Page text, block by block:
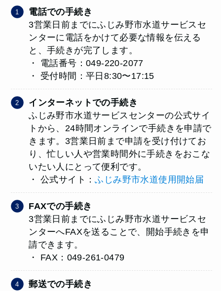
電話での手続き
3営業日前までにふじみ野市水道サービスセ
ンターに電話をかけて必要な情報を伝える
と、手続きが完了します。
・ 電話番号：049-220-2077
・ 受付時間：平日8:30〜17:15
インターネットでの手続き
ふじみ野市水道サービスセンターの公式サイ
トから、24時間オンラインで手続きを申請で
きます。3営業日前まで申請を受け付けてお
り、忙しい人や営業時間外に手続きをおこな
いたい人にとって便利です。
・ 公式サイト：ふじみ野市水道使用開始届
FAXでの手続き
3営業日前までにふじみ野市水道サービスセ
ンターへFAXを送ることで、開始手続きを申
請できます。
・ FAX：049-261-0479
郵送での手続き